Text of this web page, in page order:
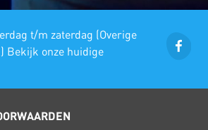
t/m zaterdag (Overige
Bekijk onze huidige